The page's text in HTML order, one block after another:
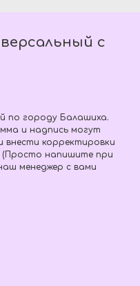
с
по городу Балашиха.
и надпись могут
корректировки
(Просто напишите при
менеджер с вами